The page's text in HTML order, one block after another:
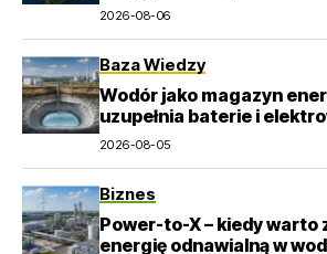
2026-08-06
Baza Wiedzy
Wodór jako magazyn
uzupełnia baterie i
pompowe?
2026-08-05
Biznes
Power-to-X – kiedy warto
energię odnawialną w